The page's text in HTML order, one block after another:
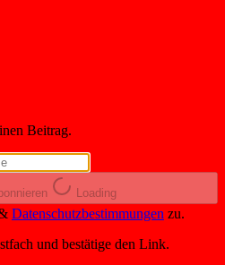
Beitrag.
Loading
Datenschutzbestimmungen zu.
und bestätige den Link.